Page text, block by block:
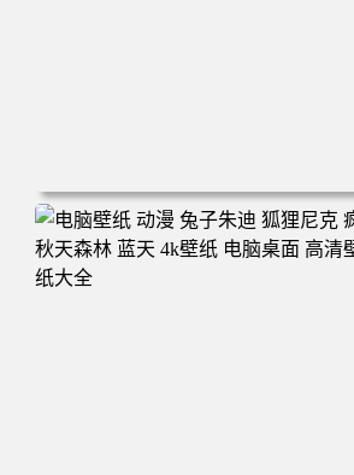
电脑壁纸 动漫 紫灵 冰清玉洁《凡人修仙
160 电脑桌面 高清壁纸 壁纸下载 壁纸大